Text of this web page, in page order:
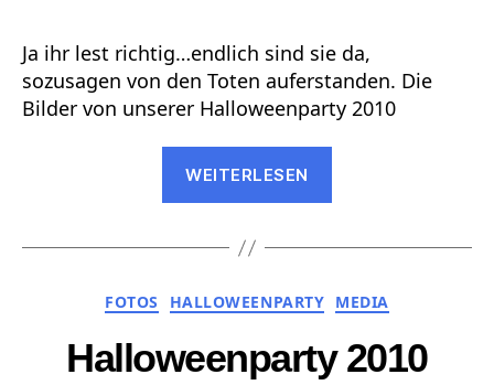
Ja ihr lest richtig…endlich sind sie da,
sozusagen von den Toten auferstanden. Die
Bilder von unserer Halloweenparty 2010
WEITERLESEN
Kategorien
FOTOS HALLOWEENPARTY MEDIA
Halloweenparty 2010